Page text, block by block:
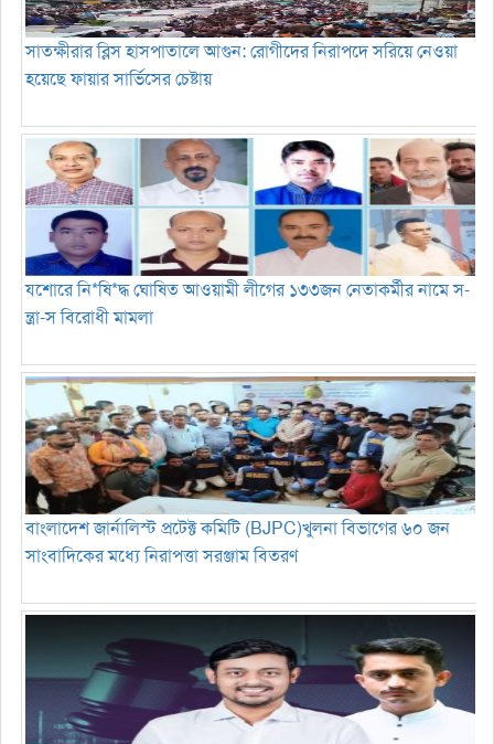
সাতক্ষীরার ব্লিস হাসপাতালে আগুন: রোগীদের নিরাপদে সরিয়ে নেওয়া
হয়েছে ফায়ার সার্ভিসের চেষ্টায়
যশোরে নি*ষি*দ্ধ ঘোষিত আওয়ামী লীগের ১৩৩জন নেতাকর্মীর নামে স-
ন্ত্রা-স বিরোধী মামলা
বাংলাদেশ জার্নালিস্ট প্রটেক্ট কমিটি (BJPC)খুলনা বিভাগের ৬০ জন
সাংবাদিকের মধ্যে নিরাপত্তা সরঞ্জাম বিতরণ